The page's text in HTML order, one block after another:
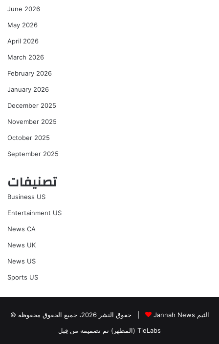
June 2026
May 2026
April 2026
March 2026
February 2026
January 2026
December 2025
November 2025
October 2025
September 2025
تصنيفات
Business US
Entertainment US
News CA
News UK
News US
Sports US
Jannah News الثيم
(المظهر) تم تصميمه من قِبل TieLabs